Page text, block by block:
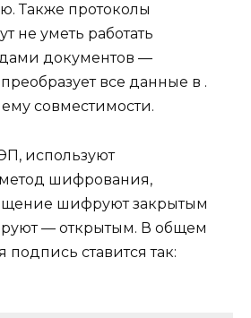
Также протоколы
не уметь работать
документов —
все данные в .
совместимости.
используют
шифрования,
шифруют закрытым
— открытым. В общем
подпись ставится так: